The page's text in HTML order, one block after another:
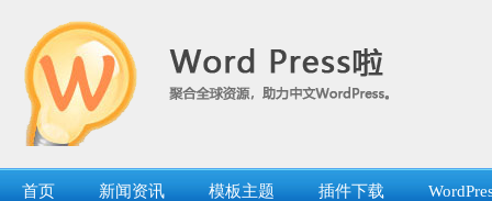
首页 新闻资讯 模板主题 插件下载